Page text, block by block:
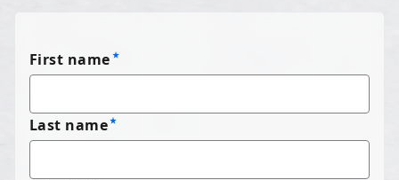
First name
Last name